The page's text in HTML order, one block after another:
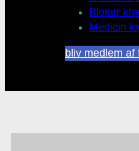
Bloker
Medicin
bliv medlem af